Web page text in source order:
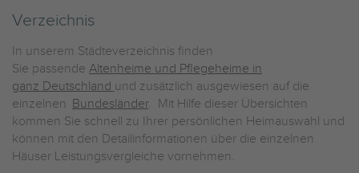
Verzeichnis
In unserem Städteverzeichnis finden
Sie passende Altenheime und Pflegeheime in
ganz Deutschland und zusätzlich ausgewiesen auf die
einzelnen Bundesländer. Mit Hilfe dieser Übersichten
kommen Sie schnell zu Ihrer persönlichen Heimauswahl und
können mit den Detailinformationen über die einzelnen
Häuser Leistungsvergleiche vornehmen.